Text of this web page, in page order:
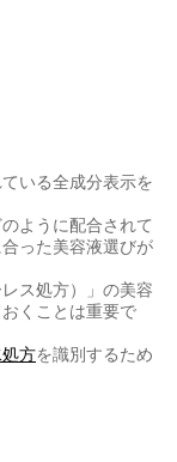
いる全成分表示を
ように配合されて
った美容液選びが
レス処方）」の美容
くことは重要で
方を識別するため